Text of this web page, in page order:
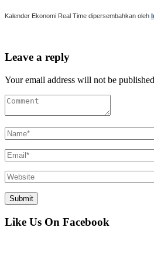
Kalender Ekonomi Real Time dipersembahkan oleh
Leave a reply
Your email address will not be
Like Us On Facebook